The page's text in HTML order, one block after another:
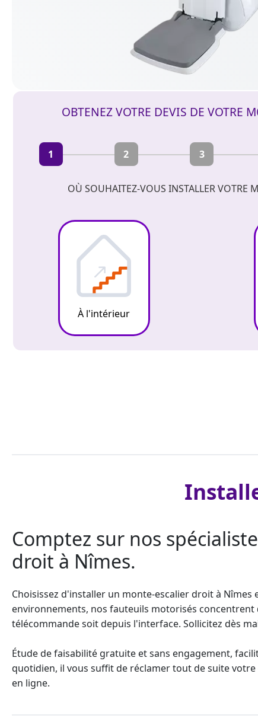
OBTENEZ VOTRE DEVIS DE VOTRE
1 2 3
OÙ SOUHAITEZ-VOUS INSTALLER VOTRE
À l'intérieur
Comptez sur nos
droit à Nîmes.
Choisissez d'installer un monte-escalier droità Nîmes
environnements, nos fauteuils motorisés
télécommande soit depuis l'interface. Sollicitez dès
Étude de faisabilité gratuite et sans engagement,
quotidien, il vous suffit de réclamer tout de suite
en ligne.